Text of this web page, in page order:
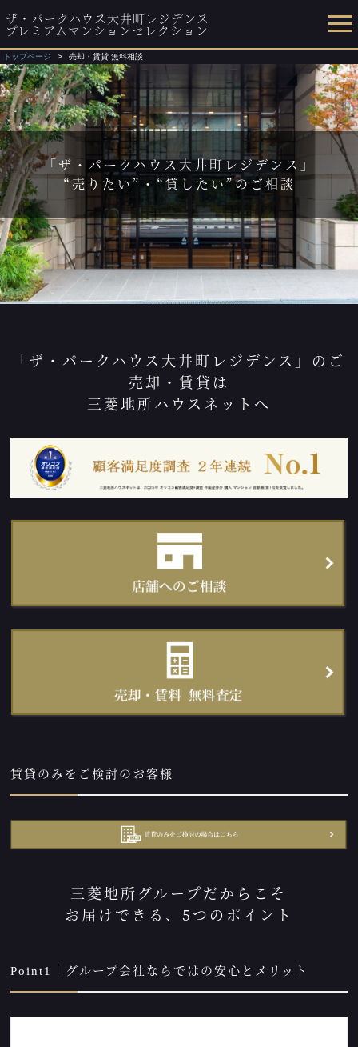
ザ・パークハウス大井町レジデンス
プレミアムマンションセレクション
トップページ 売却・賃貸 無料相談
「ザ・パークハウス大井町レジデンス」
“売りたい”・“貸したい”のご相談
「ザ・パークハウス大井町レジデンス」のご
売却・賃貸は
三菱地所ハウスネットへ
賃貸のみをご検討のお客様
三菱地所グループだからこそ
お届けできる、5つのポイント
Point1｜グループ会社ならではの安心とメリット